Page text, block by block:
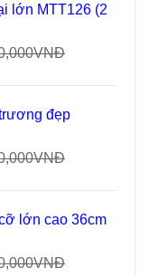
lớn MTT126 (2
VNĐ
đẹp
VNĐ
lớn cao 36cm
VNĐ